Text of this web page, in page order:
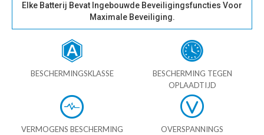
Elke Batterij Bevat Ingebouwde Beveiligingsfuncties Voor
Maximale Beveiliging.
BESCHERMINGSKLASSE
BESCHERMING TEGEN
OPLAADTIJD
VERMOGENS BESCHERMING
OVERSPANNINGS